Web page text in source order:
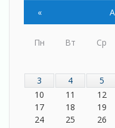
Полумрак бьёт по
04 августа 2026
Вниманию
04 августа 2026
Регион готовится
04 августа 2026
Никакого
«
Пн Вт Ср
3
4 5
10
11 12
17
18 19
24
25 26